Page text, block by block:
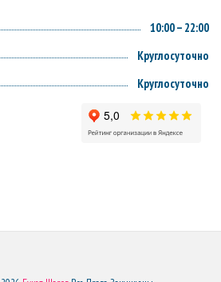
10:00 – 22:00
Круглосуточно
Круглосуточно